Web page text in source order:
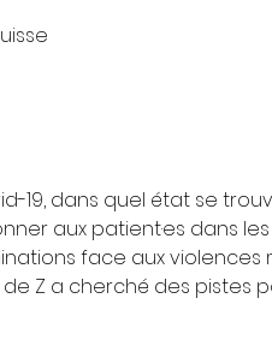
dans quel état se
aux patient·es dans
face aux violences
de Z a cherché des pistes